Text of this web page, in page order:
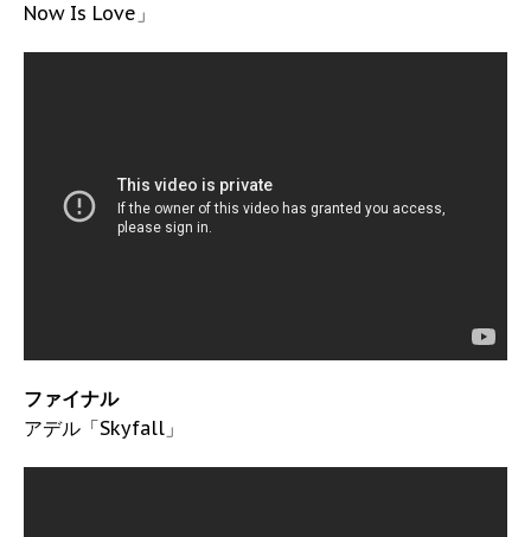
Now Is Love」
ファイナル
アデル「Skyfall」